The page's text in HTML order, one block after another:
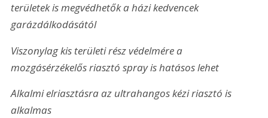
területek is megvédhetők a házi kedvencek
garázdálkodásától
Viszonylag kis területi rész védelmére a
mozgásérzékelős riasztó spray is hatásos lehet
Alkalmi elriasztásra az ultrahangos kézi riasztó is
alkalmas